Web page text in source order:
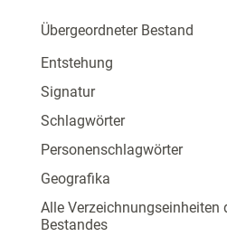
Übergeordneter Bestand
Entstehung
Signatur
Schlagwörter
Personenschlagwörter
Geografika
Alle Verzeichnungseinheiten
Bestandes